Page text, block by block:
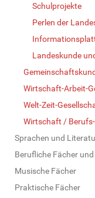
Schulprojekte
Perlen der
Landeskunde
Wirtschaft-Arbeit-
Welt-Zeit-
Wirtschaft /
Sprachen und
Berufliche Fächer
Musische Fächer
Praktische Fächer